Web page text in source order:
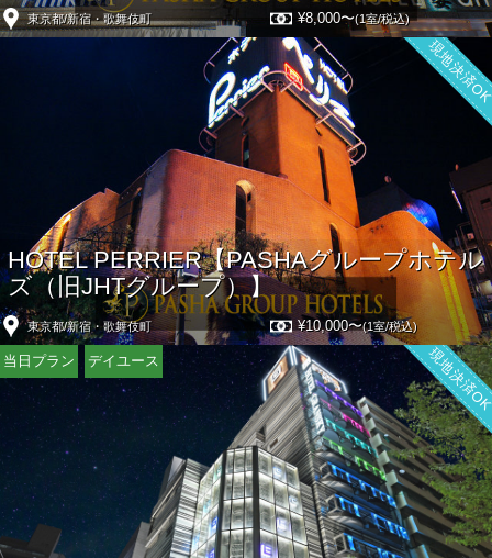
東京都/新宿・歌舞伎町 ¥8,000〜(1室/税込)
HOTEL PERRIER【PASHAグループホテル
ズ（旧JHTグループ）】
東京都/新宿・歌舞伎町 ¥10,000〜(1室/税込)
現地決済
当日プラン デイユース 現地決済